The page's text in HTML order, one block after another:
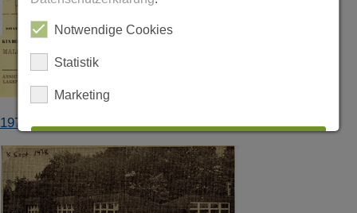
1975_0430_Lageplan_Kindergarten_MaD.pdf
Notwendige Cookies
Statistik
Marketing
ALLES AUSWÄHLEN
ABLEHNEN